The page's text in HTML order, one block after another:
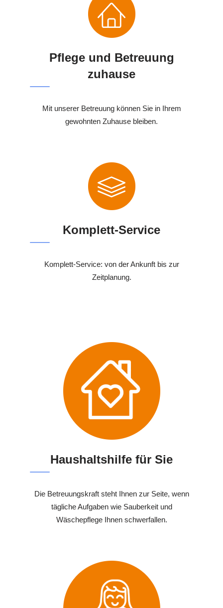
Pflege und Betreuung
zuhause
Mit unserer Betreuung können Sie in Ihrem
gewohnten Zuhause bleiben.
Komplett-Service
Komplett-Service: von der Ankunft bis zur
Zeitplanung.
Haushaltshilfe für Sie
Die Betreuungskraft steht Ihnen zur Seite, wenn
tägliche Aufgaben wie Sauberkeit und
Wäschepflege Ihnen schwerfallen.